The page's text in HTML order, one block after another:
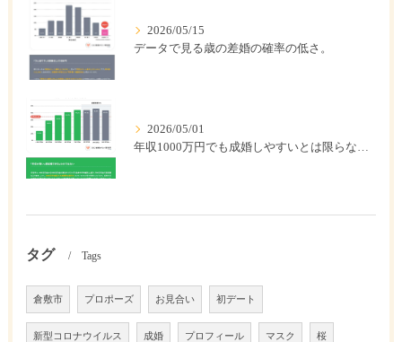
2026/05/15
データで見る歳の差婚の確率の低さ。
2026/05/01
年収1000万円でも成婚しやすいとは限らない? 「年収帯別の成婚率」のリアル
タグ Tags
倉敷市 プロポーズ お見合い 初デート
新型コロナウイルス 成婚 プロフィール マスク 桜